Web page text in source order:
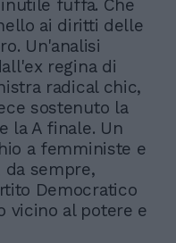
fuffa. Che
ai diritti delle
Un'analisi
regina di
radical chic,
sostenuto la
la A finale. Un
a femministe e
sempre,
Democratico
vicino al potere e